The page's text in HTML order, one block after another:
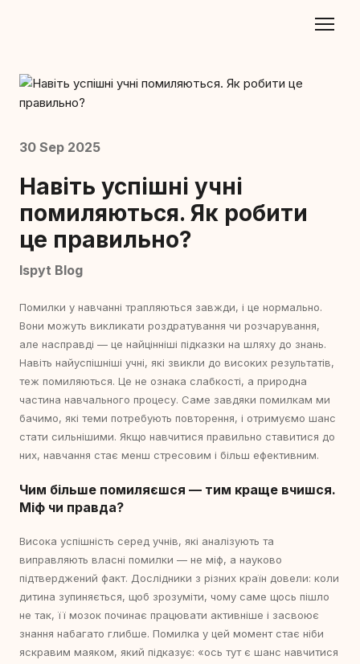
30 Sep 2025
Навіть успішні учні
помиляються. Як робити
це правильно?
Ispyt Blog
Помилки у навчанні трапляються завжди, і це нормально.
Вони можуть викликати роздратування чи розчарування,
але насправді — це найцінніші підказки на шляху до знань.
Навіть найуспішніші учні, які звикли до високих результатів,
теж помиляються. Це не ознака слабкості, а природна
частина навчального процесу. Саме завдяки помилкам ми
бачимо, які теми потребують повторення, і отримуємо шанс
стати сильнішими. Якщо навчитися правильно ставитися до
них, навчання стає менш стресовим і більш ефективним.
Чим більше помиляєшся — тим краще вчишся.
Міф чи правда?
Висока успішність серед учнів, які аналізують та
виправляють власні помилки — не міф, а науково
підтверджений факт. Дослідники з різних країн довели: коли
дитина зупиняється, щоб зрозуміти, чому саме щось пішло
не так, її мозок починає працювати активніше і засвоює
знання набагато глибше. Помилка у цей момент стає ніби
яскравим маяком, який підказує: «ось тут є шанс навчитися